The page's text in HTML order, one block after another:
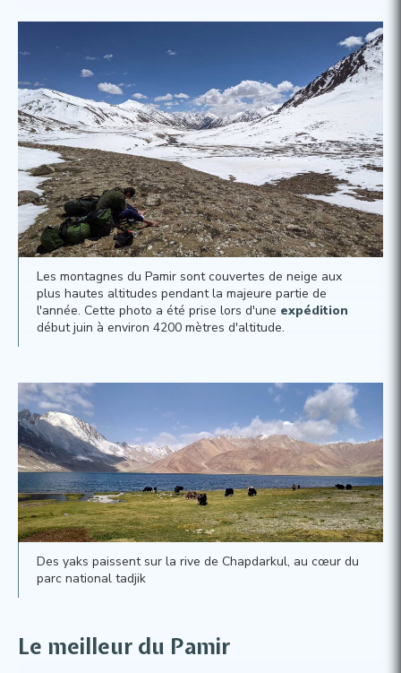
Les montagnes du Pamir sont couvertes de neige aux
plus hautes altitudes pendant la majeure partie de
l'année. Cette photo a été prise lors d'une expédition
début juin à environ 4200 mètres d'altitude.
Des yaks paissent sur la rive de Chapdarkul, au cœur du
parc national tadjik
Le meilleur du Pamir​